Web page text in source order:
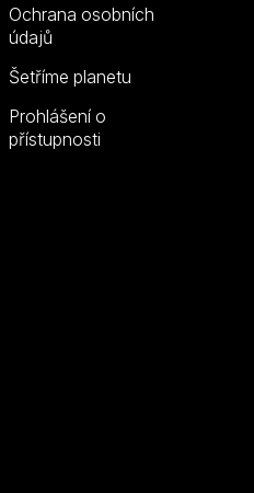
Ochrana osobních
údajů
Šetříme planetu
Prohlášení o
přístupnosti